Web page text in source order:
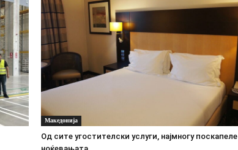
Македонија
Oд сите угостителски услуги, најмногу поскапеле